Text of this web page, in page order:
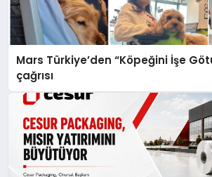
Mars Türkiye’den “Köpeğini İşe
çağrısı